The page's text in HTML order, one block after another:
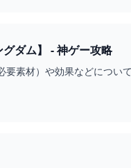
ダム】 - 神ゲー攻略
素材）や効果などについて